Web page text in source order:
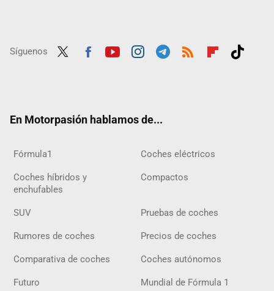
Síguenos
En Motorpasión hablamos de...
Fórmula1 Coches eléctricos
Coches híbridos y
enchufables
Compactos
SUV Pruebas de coches
Rumores de coches Precios de coches
Comparativa de coches Coches autónomos
Futuro Mundial de Fórmula 1